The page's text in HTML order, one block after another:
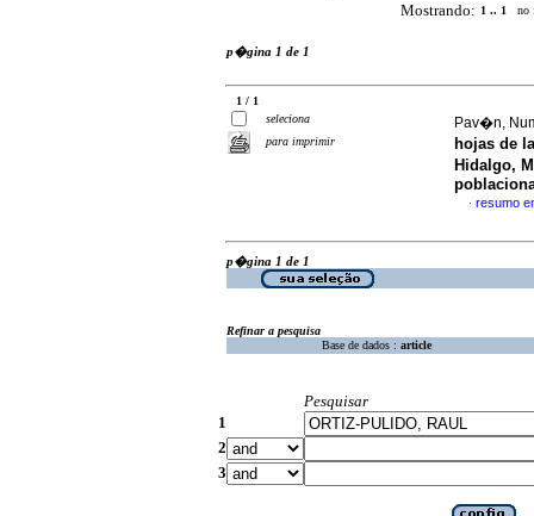
Mostrando: 1 .. 1 no
p�gina 1 de 1
1 / 1
seleciona
para imprimir
Pav�n,
hojas de
Hidalgo,
· resumo
p�gina 1 de 1
Refinar a pesquisa
Base de dados : article
Pesquisar
1
2
3